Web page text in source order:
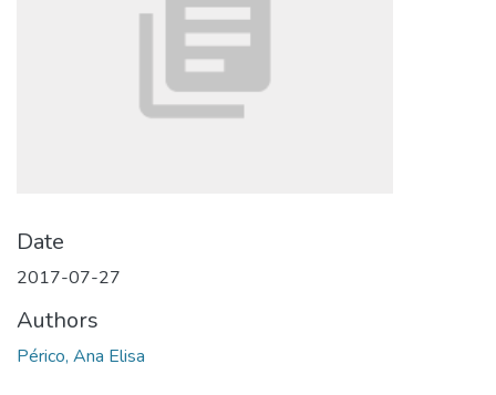
Date
2017-07-27
Authors
Périco, Ana Elisa